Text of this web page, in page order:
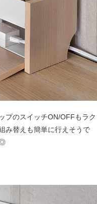
プのスイッチON/OFFもラク
み替えも簡単に行えそうで
◎